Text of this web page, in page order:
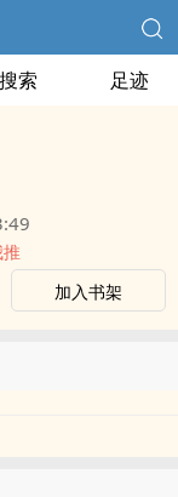
搜索 足迹
加入书架